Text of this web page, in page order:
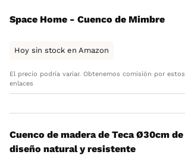
Space Home - Cuenco de Mimbre
Hoy sin stock en Amazon
El precio podría variar. Obtenemos comisión por estos
enlaces
Cuenco de madera de Teca Ø30cm de
diseño natural y resistente